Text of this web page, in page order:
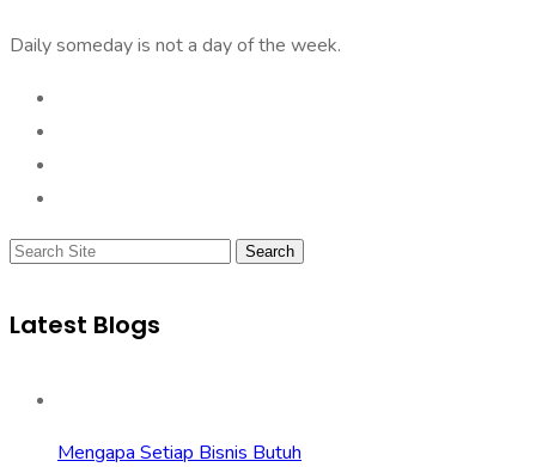
Daily someday is not a day of the week.
Search
Latest Blogs
Mengapa Setiap Bisnis Butuh